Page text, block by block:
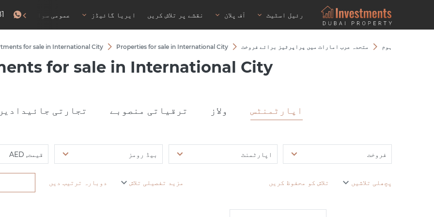
رئیل اسٹیٹ آف پلان نقشے پر تلاش کریں ایریا گائیڈز عمومی سوالات
ہوم متحدہ عرب امارات میں پراپرٹیز برائے فروخت Properties for sale in International City
for sale in International City
for sale in International City
اپارٹمنٹس ولاز ترقیاتی منصوبے تجارتی
فروخت اپارٹمنٹ بیڈ رومز قیمت, AED
پچھلی تلاشیں تلاش کو محفوظ کریں مزید تفصیلی تلاش دوبارہ ترتیب دیں